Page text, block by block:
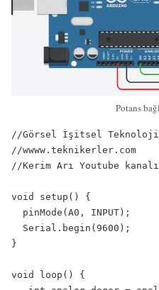
Potans
//Görsel İşitsel Teknoloji
//wwww.teknikerler.com
//Kerim Arı Youtube
void setup() {
  pinMode(A0, INPUT);
  Serial.begin(9600);
}
void loop() {